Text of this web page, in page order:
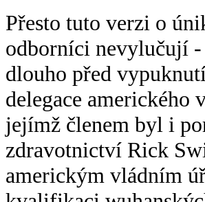
Přesto tuto verzi o
odborníci nevylučují -
dlouho před
delegace amerického
jejímž členem byl i
zdravotnictví Rick
americkým vládním